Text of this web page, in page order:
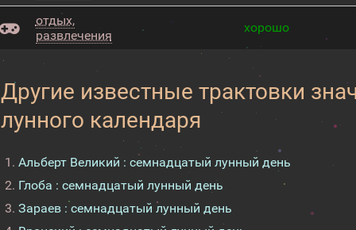
отдых,
развлечения
хорошо
Другие известные трактовки
лунного календаря
Альберт Великий : семнадцатый лунный день
Глоба : семнадцатый лунный день
Зараев : семнадцатый лунный день